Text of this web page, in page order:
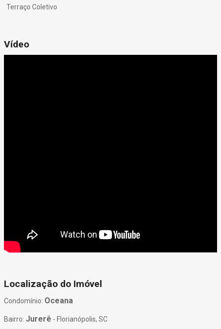
Terraço Coletivo
Vídeo
Localização do Imóvel
Condomínio: Oceana
Bairro: Jurerê - Florianópolis, SC